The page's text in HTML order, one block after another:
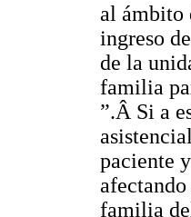
al ámbito
ingreso
de la
familia
”.Â Si a
paciente
familia